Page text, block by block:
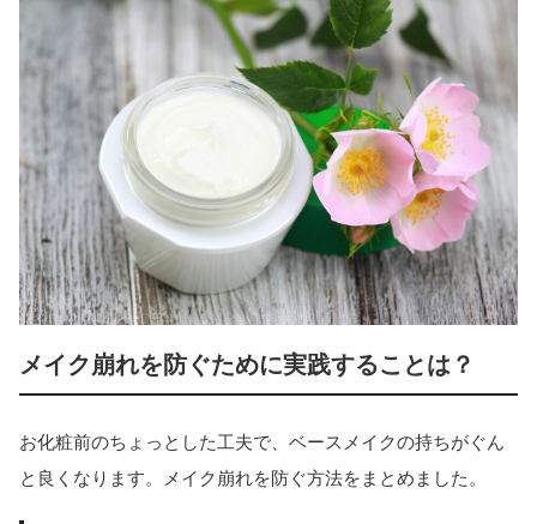
メイク崩れを防ぐために実践することは？
お化粧前のちょっとした工夫で、ベースメイクの持ちがぐん
と良くなります。メイク崩れを防ぐ方法をまとめました。